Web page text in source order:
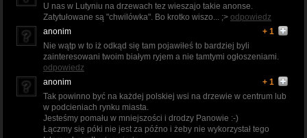
U nas w Lutyniu na drzewach tez wieszajo takie anonse.
Zatytułowane są "chwilówka". Bo krotko wiszo... ;> odpowiedz
anonim
+ 1
Nie wątp w to iż odkąd się tam pojawiłeś to bardziej byli
zainteresowani twoim białym ryjem a nie tamtymi ogłoszeniami.
odpowiedz
anonim
+ 1
Tak powinno być na każdej polskiej wsi na drzewie w centrum lub
w podcieniach rynku miasta.
Jesteśmy pomału w mniejszości i drodzy Panowie :-)
Łączmy się póki nie jest za późno i żeby nie wykorzystał tego